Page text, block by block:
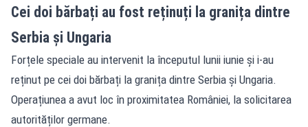
Cei doi bărbați au fost reținuți la granița dintre
Serbia și Ungaria
Forțele speciale au intervenit la începutul lunii iunie și i-au
reținut pe cei doi bărbați la granița dintre Serbia și Ungaria.
Operațiunea a avut loc în proximitatea României, la solicitarea
autorităților germane.